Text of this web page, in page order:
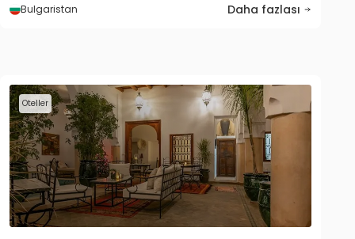
Bulgaristan Daha fazlası
Oteller